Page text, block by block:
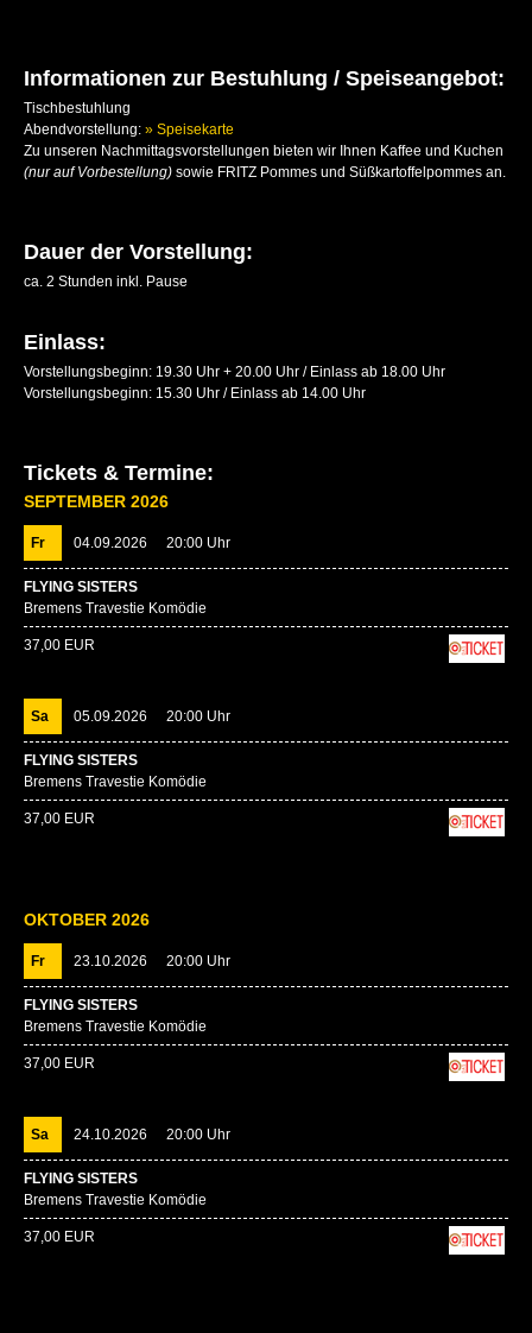
CAVEWOMAN
Informationen zur Bestuhlung / Speiseangebot:
Tischbestuhlung
Abendvorstellung: » Speisekarte
Zu unseren Nachmittagsvorstellungen bieten wir Ihnen Kaffee und Kuchen
(nur auf Vorbestellung) sowie FRITZ Pommes und Süßkartoffelpommes an.
Dauer der Vorstellung:
ca. 2 Stunden inkl. Pause
Einlass:
Vorstellungsbeginn: 19.30 Uhr + 20.00 Uhr / Einlass ab 18.00 Uhr
Vorstellungsbeginn: 15.30 Uhr / Einlass ab 14.00 Uhr
Tickets & Termine:
SEPTEMBER 2026
Fr 04.09.2026 20:00 Uhr
FLYING SISTERS
Bremens Travestie Komödie
37,00 EUR
Sa 05.09.2026 20:00 Uhr
FLYING SISTERS
Bremens Travestie Komödie
37,00 EUR
OKTOBER 2026
Fr 23.10.2026 20:00 Uhr
FLYING SISTERS
Bremens Travestie Komödie
37,00 EUR
Sa 24.10.2026 20:00 Uhr
FLYING SISTERS
Bremens Travestie Komödie
37,00 EUR